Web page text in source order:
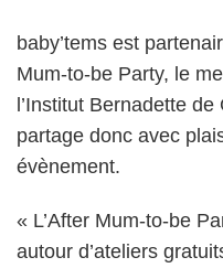
baby’tems est
Mum-to-be Party, le
l’Institut Bernadette
partage donc avec
évènement.
« L’After Mum-to-be
autour d’ateliers